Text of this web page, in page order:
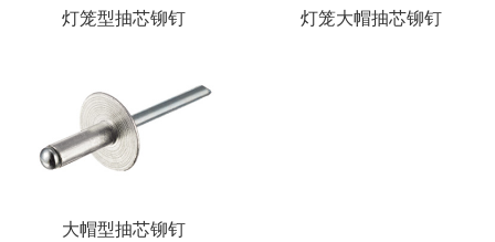
灯笼型抽芯铆钉 灯笼大帽抽芯铆钉
大帽型抽芯铆钉